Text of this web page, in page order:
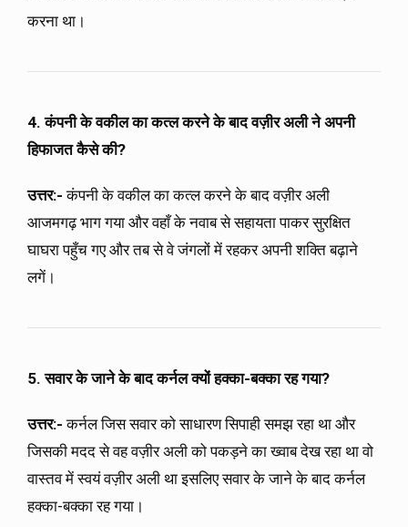
करना था।
4. कंपनी के वकील का कत्ल करने के बाद वज़ीर अली ने अपनी
हिफाजत कैसे की?
उत्तर:-कंपनी के वकील का कत्ल करने के बाद वज़ीर अली
आजमगढ़ भाग गया और वहाँ के नवाब से सहायता पाकर सुरक्षित
घाघरा पहुँच गए और तब से वे जंगलों में रहकर अपनी शक्ति बढ़ाने
लगें।
5. सवार के जाने के बाद कर्नल क्यों हक्का-बक्का रह गया?
उत्तर:-कर्नल जिस सवार को साधारण सिपाही समझ रहा था और
जिसकी मदद से वह वज़ीर अली को पकड़ने का ख्वाब देख रहा था वो
वास्तव में स्वयं वज़ीर अली था इसलिए सवार के जाने के बाद कर्नल
हक्का-बक्का रह गया।